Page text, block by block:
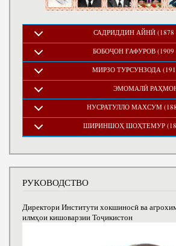
САДРИДДИН АЙНӢ (1878
БОБОҶОН ҒАФУРОВ (1909
МИРЗО ТУРСУНЗОДА
ЭМОМАЛӢ
НУСРАТУЛЛО МАХСУМ
ШИРИНШОҲ ШОҲТЕМУР
РУКОВОДСТВО
Директори Институти хокшиносӣ ва
илмҳои кишоварзии Тоҷикистон